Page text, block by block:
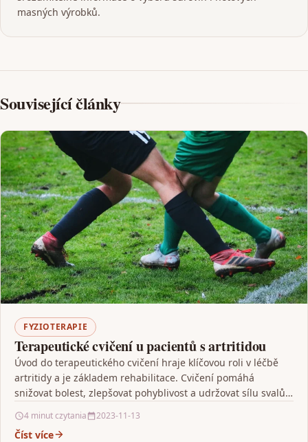
masných výrobků.
Související články
FYZIOTERAPIE
Terapeutické cvičení u pacientů s artritidou
Úvod do terapeutického cvičení hraje klíčovou roli v léčbě
artritidy a je základem rehabilitace. Cvičení pomáhá
snižovat bolest, zlepšovat pohyblivost a udržovat sílu svalů.
4 minut czytania 2023-11-13
Číst více